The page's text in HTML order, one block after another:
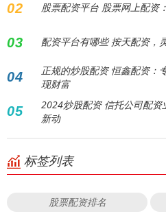
02 股票配资平台 股票网上配资
03 配资平台有哪些 按天配资，
04
正规的炒股配资 恒鑫配资：
现财富
05
2024炒股配资 信托公司配
新动
标签列表
股票配资排名